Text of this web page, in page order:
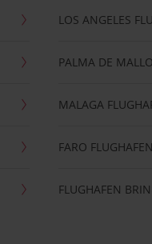
LOS ANGELES
PALMA DE
MALAGA
FARO FLUGHAFEN
FLUGHAFEN